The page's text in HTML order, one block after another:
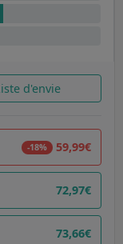
d'envie
-18% 59,99€
72,97€
73,66€